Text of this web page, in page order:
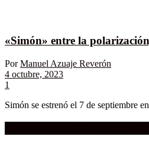
«Simón» entre la
Por Manuel Azuaje Reverón
4 octubre, 2023
1
Simón se estrenó el 7 de septiembre